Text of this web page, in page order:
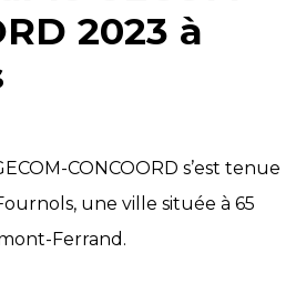
2023 à
CONCOORD s’est tenue
une ville située à 65
Ferrand.